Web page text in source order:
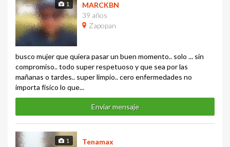
1
MARCKBN
39 años
Zapopan
busco mujer que quiera pasar un buen momento.. solo ... sin
compromiso.. todo super respetuoso y que sea por las
mañanas o tardes.. super limpio.. cero enfermedades no
importa físico lo que...
Enviar mensaje
1
Tenamax